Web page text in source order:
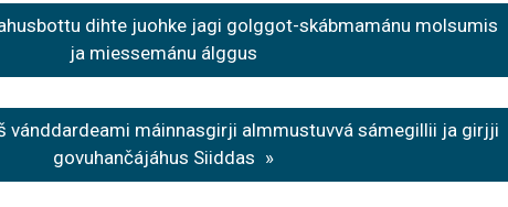
dihte juohke jagi golggot-skábmamánu molsumis
ja miessemánu álggus
vánddardeami máinnasgirji almmustuvvá sámegillii ja girjji
govuhančájáhus Siiddas